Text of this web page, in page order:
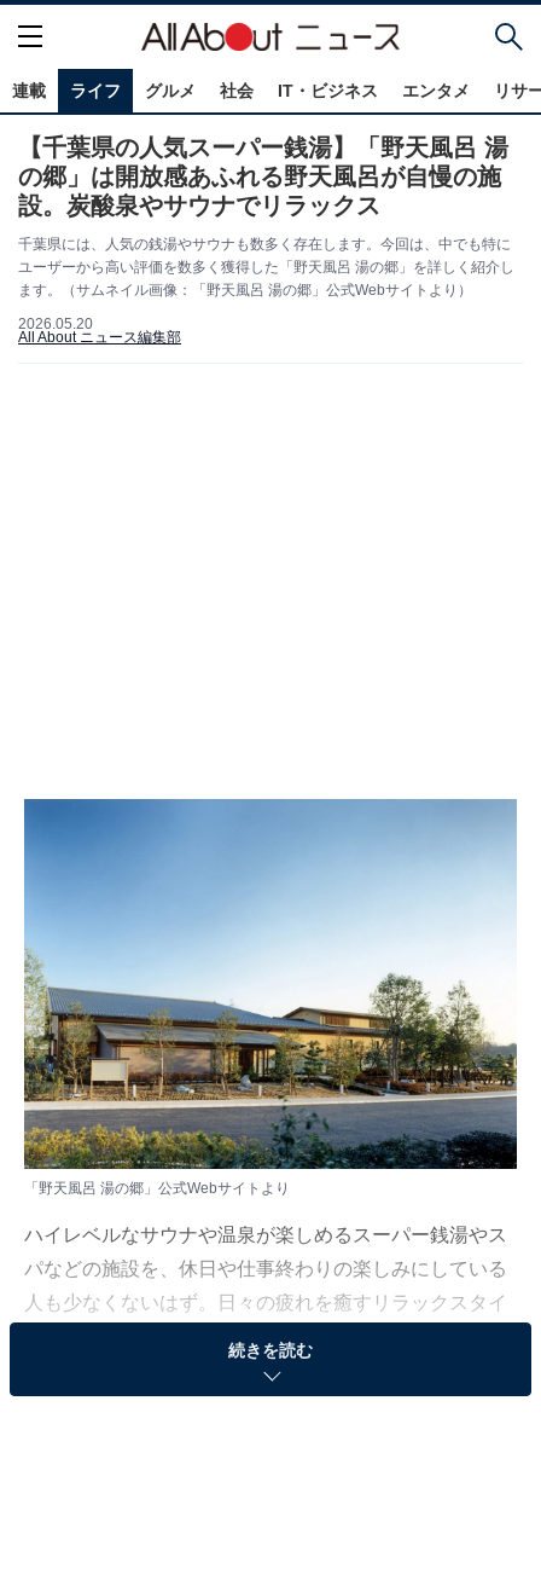
連載 ライフ グルメ 社会 IT・ビジネス エンタメ リサ
【千葉県の人気スーパー銭湯】「野天風呂 湯
の郷」は開放感あふれる野天風呂が自慢の施
設。炭酸泉やサウナでリラックス
千葉県には、人気の銭湯やサウナも数多く存在します。今回は、中でも特に
ユーザーから高い評価を数多く獲得した「野天風呂 湯の郷」を詳しく紹介し
ます。（サムネイル画像：「野天風呂 湯の郷」公式Webサイトより）
2026.05.20
All About ニュース編集部
「野天風呂 湯の郷」公式Webサイトより
ハイレベルなサウナや温泉が楽しめるスーパー銭湯やス
パなどの施設を、休日や仕事終わりの楽しみにしている
人も少なくないはず。日々の疲れを癒すリラックスタイ
ムは、何物にも代えがたい時間ですよね。しかし、近年
では高い人気をほこる施設も多く、どこに行けばよいか
続きを読む